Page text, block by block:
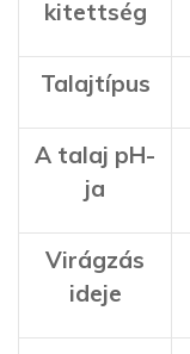
kitettség
Talajtípus
A talaj pH-
ja
Virágzás
ideje